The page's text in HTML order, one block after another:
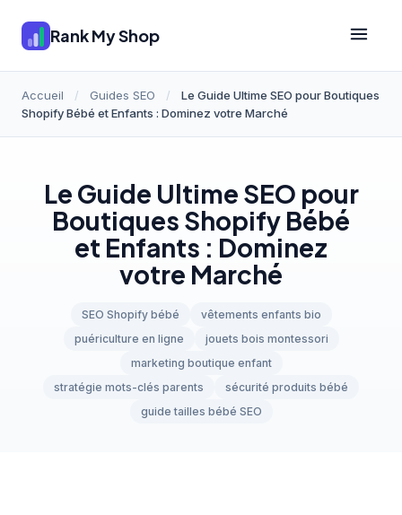
Rank My Shop
Accueil / Guides SEO /
Le Guide Ultime SEO pour Boutiques
Shopify Bébé et Enfants : Dominez votre Marché
Le Guide Ultime SEO pour
Boutiques Shopify Bébé
et Enfants : Dominez
votre Marché
SEO Shopify bébé
vêtements enfants bio
puériculture en ligne
jouets bois montessori
marketing boutique enfant
stratégie mots-clés parents
sécurité produits bébé
guide tailles bébé SEO